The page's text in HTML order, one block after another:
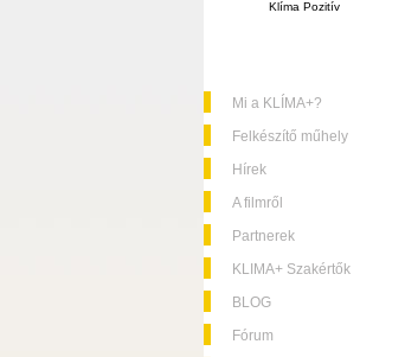
Klíma Pozitív
Mi a KLÍMA+?
Felkészítő műhely
Hírek
A filmről
Partnerek
KLIMA+ Szakértők
BLOG
Fórum